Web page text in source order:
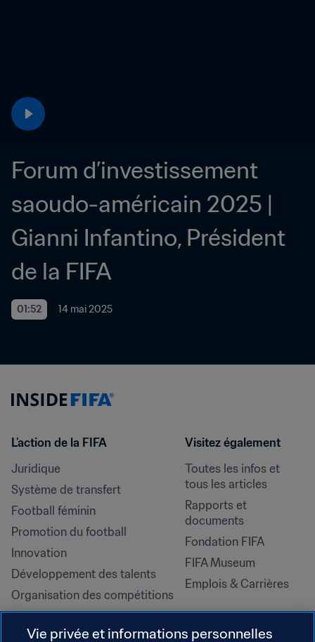
Forum d’investissement
saoudo-américain 2025 |
Gianni Infantino, Président
de la FIFA
01:52 14 mai 2025
L’action de la FIFA
Juridique
Système de transfert
Football féminin
Promotion du football
Innovation
Développement des talents
Organisation des compétitions
Développement durable
Droits de l'homme et lutte contre
Visitez également
Toutes les infos et
tous les articles
Rapports et
documents
Fondation FIFA
FIFA Museum
Emplois & Carrières
Vie privée et informations personnelles